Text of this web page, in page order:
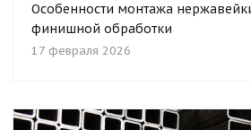
Особенности монтажа
финишной обработки
17 февраля 2026